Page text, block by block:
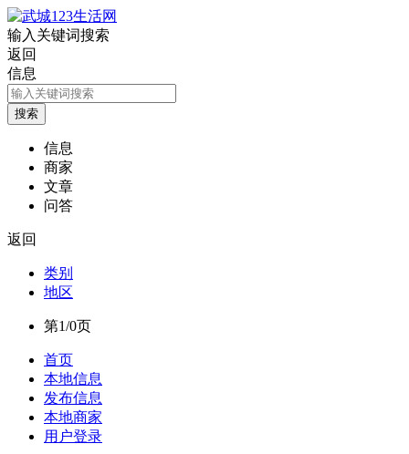
输入关键词搜索
返回
信息
信息
商家
文章
问答
返回
类别
地区
第1/0页
首页
本地信息
发布信息
本地商家
用户登录